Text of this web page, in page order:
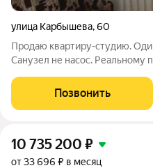
улица Карбышева,60
Продаю квартиру-студию.
Санузел не насос. Реальному
Позвонить
10 735 200 ₽
от 33 696 ₽ в месяц